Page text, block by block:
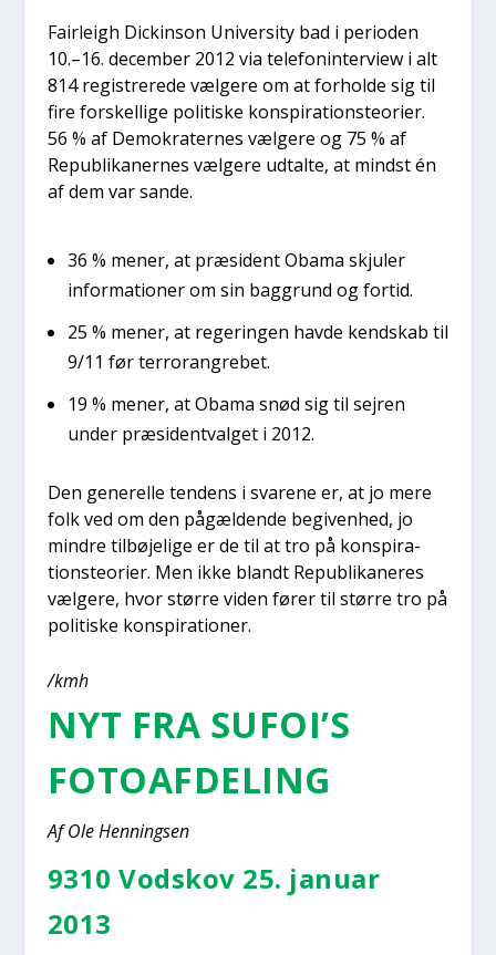
Fair­leigh Dick­in­son Uni­ver­si­ty bad i peri­o­den
10.–16. decem­ber 2012 via tele­fo­nin­ter­view i alt
814 regi­stre­re­de væl­ge­re om at for­hol­de sig til
fire for­skel­li­ge poli­ti­ske kon­spira­tions­te­o­ri­er.
56 % af Demo­kra­ter­nes væl­ge­re og 75 % af
Repu­bli­ka­ner­nes væl­ge­re udtal­te, at mindst én
af dem var san­de.
36 % mener, at præ­si­dent Oba­ma skju­ler
infor­ma­tio­ner om sin bag­grund og for­tid.
25 % mener, at rege­rin­gen hav­de kend­skab til
9/11 før ter­r­or­an­gre­bet.
19 % mener, at Oba­ma snød sig til sej­ren
under præ­si­dentval­get i 2012.
Den gene­rel­le ten­dens i sva­re­ne er, at jo mere
folk ved om den pågæl­den­de begi­ven­hed, jo
min­dre til­bø­je­li­ge er de til at tro på kon­spira­
tions­te­o­ri­er. Men ikke blandt Repu­bli­ka­ne­res
væl­ge­re, hvor stør­re viden fører til stør­re tro på
poli­ti­ske kon­spira­tio­ner.
/kmh
NYT FRA SUFOI’S
FOTO­AF­DE­LING
Af Ole Hen­nings­en
9310 Vod­skov 25. janu­ar
2013